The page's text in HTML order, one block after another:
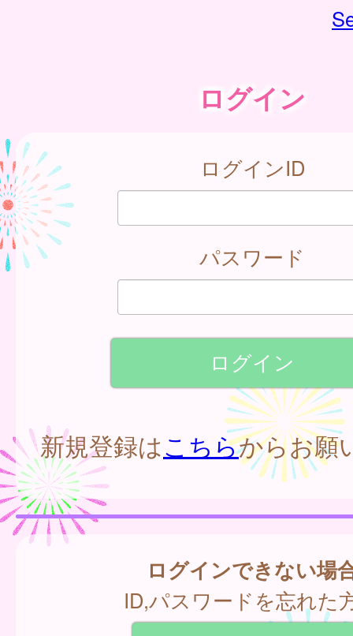
ログイン
ログインID
パスワード
新規登録はこちらからお願
ログインできない場
ID,パスワードを忘れた